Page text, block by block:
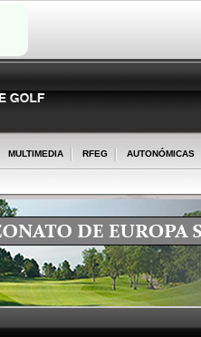
MULTIMEDIA RFEG AUTONÓMICAS